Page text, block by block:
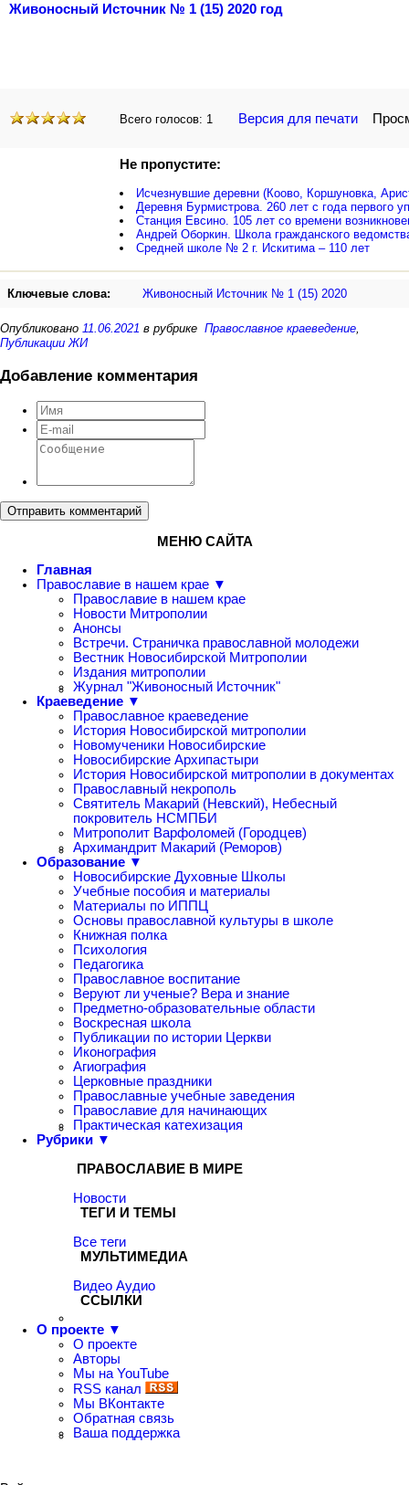
Живоносный Источник № 1 (15) 2020 год
Всего голосов: 1 Версия для печати
Не пропустите:
Исчезнувшие деревни (Коово, Коршуновка,
Деревня Бурмистрова. 260 лет с года первого
Станция Евсино. 105 лет со времени
Андрей Оборкин. Школа гражданского
Средней школе № 2 г. Искитима – 110 лет
Ключевые слова: Живоносный Источник № 1 (15) 2020
Опубликовано 11.06.2021 в рубрике Православное краеведение,
Публикации ЖИ
Добавление комментария
Отправить комментарий
МЕНЮ САЙТА
Главная
Православие в нашем крае ▼
Православие в нашем крае
Новости Митрополии
Анонсы
Встречи. Страничка православной молодежи
Вестник Новосибирской Митрополии
Издания митрополии
Журнал "Живоносный Источник"
Краеведение ▼
Православное краеведение
История Новосибирской митрополии
Новомученики Новосибирские
Новосибирские Архипастыри
История Новосибирской митрополии в документах
Православный некрополь
Святитель Макарий (Невский), Небесный
покровитель НСМПБИ
Митрополит Варфоломей (Городцев)
Архимандрит Макарий (Реморов)
Образование ▼
Новосибирские Духовные Школы
Учебные пособия и материалы
Материалы по ИППЦ
Основы православной культуры в школе
Книжная полка
Психология
Педагогика
Православное воспитание
Веруют ли ученые? Вера и знание
Предметно-образовательные области
Воскресная школа
Публикации по истории Церкви
Иконография
Агиография
Церковные праздники
Православные учебные заведения
Православие для начинающих
Практическая катехизация
Рубрики ▼
ПРАВОСЛАВИЕ В МИРЕ
Новости
ТЕГИ И ТЕМЫ
Все теги
МУЛЬТИМЕДИА
Видео Аудио
ССЫЛКИ
О проекте ▼
О проекте
Авторы
Мы на YouTube
RSS канал
Мы ВКонтакте
Обратная связь
Ваша поддержка